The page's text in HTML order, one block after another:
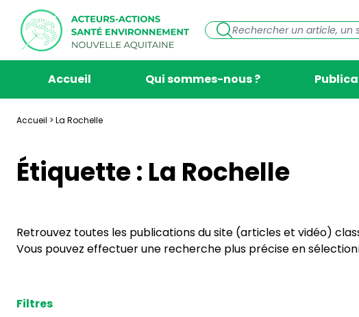
Accueil Qui sommes-nous ?
Accueil > La Rochelle
Étiquette : La Rochelle
Retrouvez toutes les publications du site (articles et vidéo)
Vous pouvez effectuer une recherche plus précise en
Filtres